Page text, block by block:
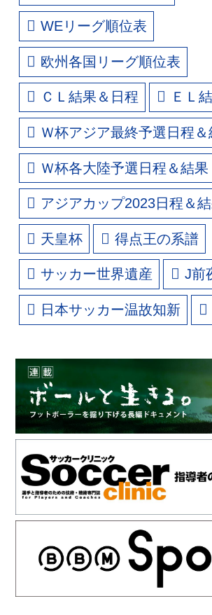
WEリーグ順位表
欧州各国リーグ順位表
ＣＬ結果＆日程 ＥＬ
Ｗ杯アジア最終予選日程＆
Ｗ杯各大陸予選日程＆結果
アジアカップ2023日程＆
天皇杯 得点王の系譜
サッカー世界遺産 J前
日本サッカー温故知新